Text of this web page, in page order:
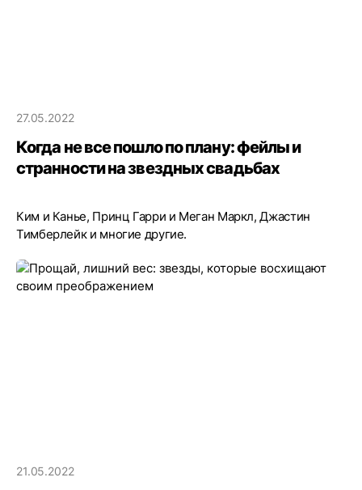
27.05.2022
Когда не все пошло по плану: фейлы и
странности на звездных свадьбах
Ким и Канье, Принц Гарри и Меган Маркл, Джастин
Тимберлейк и многие другие.
21.05.2022